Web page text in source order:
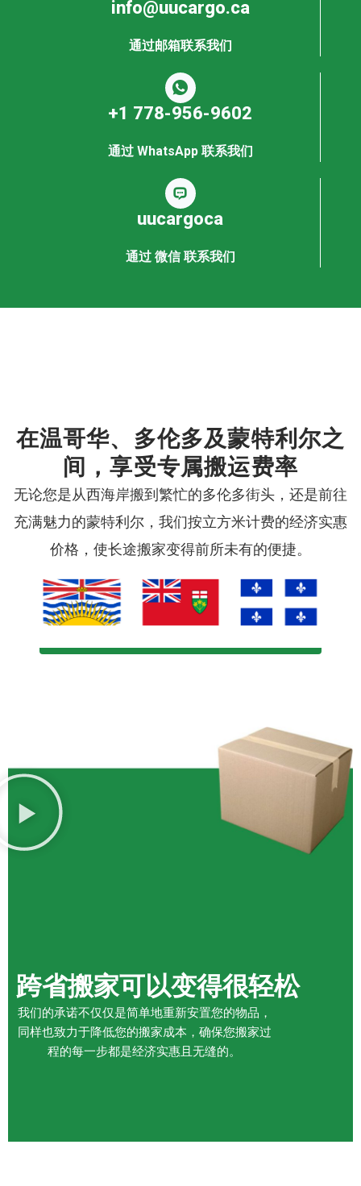
info@uucargo.ca
通过邮箱联系我们
+1 778-956-9602
通过 WhatsApp 联系我们
uucargoca
通过 微信 联系我们
在温哥华、多伦多及蒙特利尔之
间，享受专属搬运费率
无论您是从西海岸搬到繁忙的多伦多街头，还是前往
充满魅力的蒙特利尔，我们按立方米计费的经济实惠
价格，使长途搬家变得前所未有的便捷。
跨省搬家可以变得很轻松
我们的承诺不仅仅是简单地重新安置您的物品，
同样也致力于降低您的搬家成本，确保您搬家过
程的每一步都是经济实惠且无缝的。